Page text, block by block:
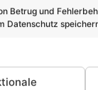
Betrug und
Datenschutz